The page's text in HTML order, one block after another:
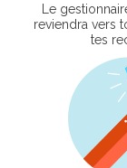
Le
reviendra vers
tes